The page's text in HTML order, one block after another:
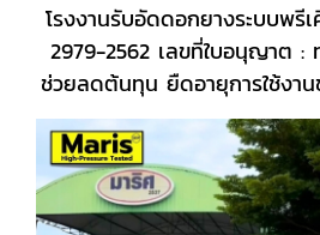
โรงงานรับอัดดอกยางระบบพรี
2979-2562 เลขที่ใบอนุญาต :
ช่วยลดต้นทุน ยืดอายุการใช้งาน